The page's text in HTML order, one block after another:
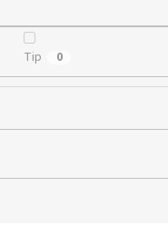
Tip 0